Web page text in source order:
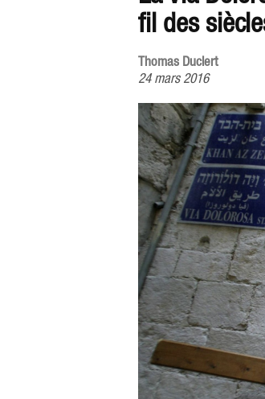
fil des
Thomas Duclert
24 mars 2016